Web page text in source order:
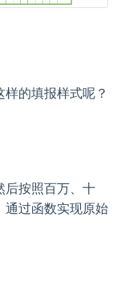
的填报样式呢？
后按照百万、十
过函数实现原始